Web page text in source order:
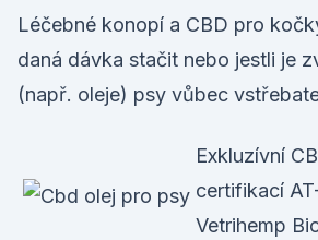
Léčebné konopí a CBD pro
daná dávka stačit nebo jestli je
(např. oleje) psy vůbec
Exkluzívní
certifikací
Vetrihemp